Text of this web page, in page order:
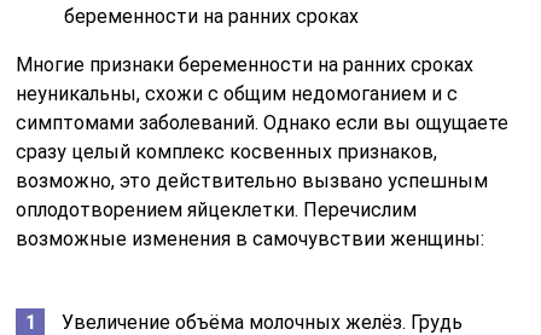
беременности на ранних сроках
Многие признаки беременности на ранних сроках
неуникальны, схожи с общим недомоганием и с
симптомами заболеваний. Однако если вы ощущаете
сразу целый комплекс косвенных признаков,
возможно, это действительно вызвано успешным
оплодотворением яйцеклетки. Перечислим
возможные изменения в самочувствии женщины:
Увеличение объёма молочных желёз. Грудь